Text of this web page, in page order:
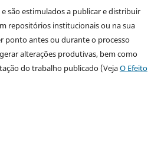
são estimulados a publicar e distribuir
repositórios institucionais ou na sua
ponto antes ou durante o processo
alterações produtivas, bem como
do trabalho publicado (VejaO Efeito